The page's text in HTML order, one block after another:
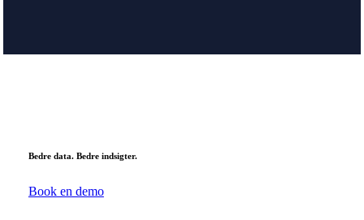
Bedre data. Bedre indsigter.
Book en demo